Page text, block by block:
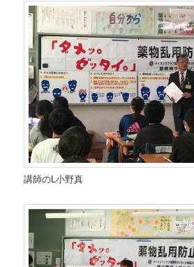
講師のL小野真